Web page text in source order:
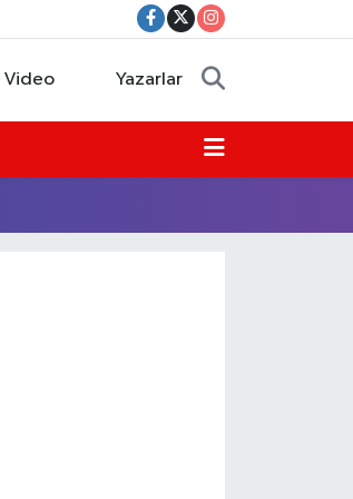
Video Yazarlar